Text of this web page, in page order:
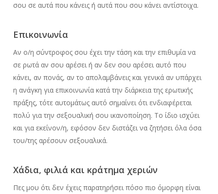
σου σε αυτά που κάνεις ή αυτά που σου κάνει αντίστοιχα.
Επικοινωνία
Αν ο/η σύντροφος σου έχει την τάση και την επιθυμία να
σε ρωτά αν σου αρέσει ή αν δεν σου αρέσει αυτό που
κάνει, αν πονάς, αν το απολαμβάνεις και γενικά αν υπάρχει
η ανάγκη για επικοινωνία κατά την διάρκεια της ερωτικής
πράξης, τότε αυτομάτως αυτό σημαίνει ότι ενδιαφέρεται
πολύ για την σεξουαλική σου ικανοποίηση. Το ίδιο ισχύει
και για εκείνον/η, εφόσον δεν διστάζει να ζητήσει όλα όσα
του/της αρέσουν σεξουαλικά.
Χάδια, φιλιά και κράτημα χεριών
Πες μου ότι δεν έχεις παρατηρήσει πόσο πιο όμορφη είναι